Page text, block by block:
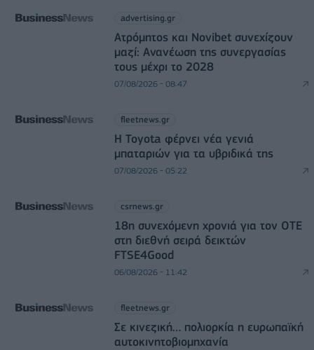
advertising.gr
Ατρόμητος και Novibet συνεχίζουν
μαζί: Ανανέωση της συνεργασίας
τους μέχρι το 2028
07/08/2026 - 08:47
fleetnews.gr
Η Toyota φέρνει νέα γενιά
μπαταριών για τα υβριδικά της
07/08/2026 - 05:22
csrnews.gr
18η συνεχόμενη χρονιά για τον ΟΤΕ
στη διεθνή σειρά δεικτών
FTSE4Good
06/08/2026 - 11:42
fleetnews.gr
Σε κινεζική… πολιορκία η ευρωπαϊκή
αυτοκινητοβιομηχανία